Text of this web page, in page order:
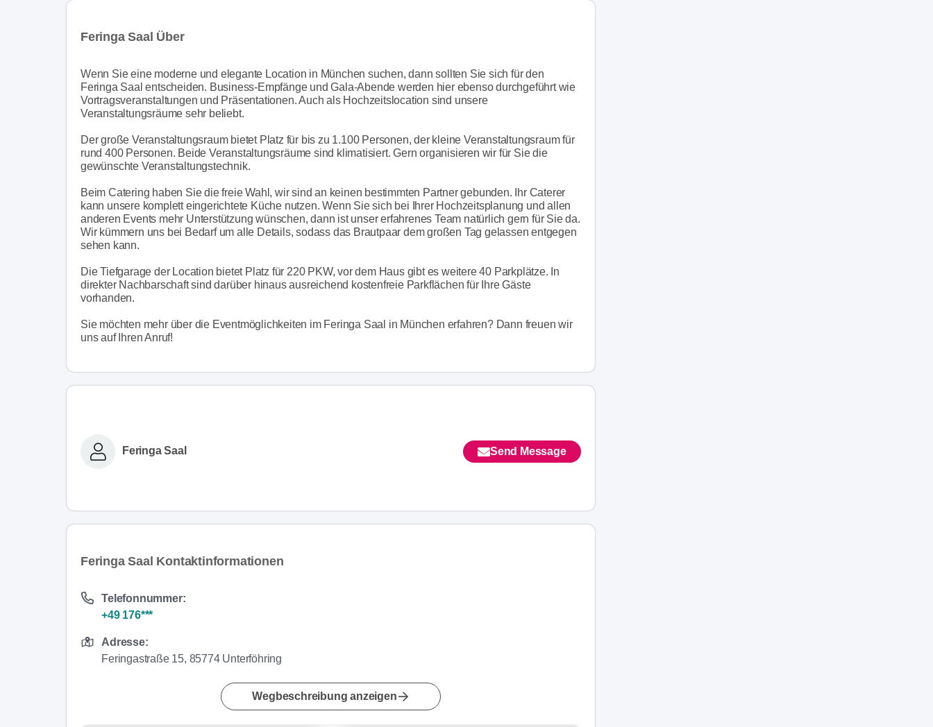
Feringa Saal Über
Wenn Sie eine moderne und elegante Location in München suchen, dann sollten Sie sich für den
Feringa Saal entscheiden. Business-Empfänge und Gala-Abende werden hier ebenso durchgeführt wie
Vortragsveranstaltungen und Präsentationen. Auch als Hochzeitslocation sind unsere
Veranstaltungsräume sehr beliebt.
Der große Veranstaltungsraum bietet Platz für bis zu 1.100 Personen, der kleine Veranstaltungsraum für
rund 400 Personen. Beide Veranstaltungsräume sind klimatisiert. Gern organisieren wir für Sie die
gewünschte Veranstaltungstechnik.
Beim Catering haben Sie die freie Wahl, wir sind an keinen bestimmten Partner gebunden. Ihr Caterer
kann unsere komplett eingerichtete Küche nutzen. Wenn Sie sich bei Ihrer Hochzeitsplanung und allen
anderen Events mehr Unterstützung wünschen, dann ist unser erfahrenes Team natürlich gern für Sie da.
Wir kümmern uns bei Bedarf um alle Details, sodass das Brautpaar dem großen Tag gelassen entgegen
sehen kann.
Die Tiefgarage der Location bietet Platz für 220 PKW, vor dem Haus gibt es weitere 40 Parkplätze. In
direkter Nachbarschaft sind darüber hinaus ausreichend kostenfreie Parkflächen für Ihre Gäste
vorhanden.
Sie möchten mehr über die Eventmöglichkeiten im Feringa Saal in München erfahren? Dann freuen wir
uns auf Ihren Anruf!
Feringa Saal Send Message
Feringa Saal Kontaktinformationen
Telefonnummer:
+49 176***
Adresse:
Feringastraße 15, 85774 Unterföhring
Wegbeschreibung anzeigen